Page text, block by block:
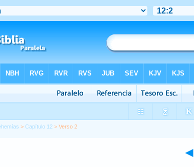
>Capítulo 12 > Verso 2
◄